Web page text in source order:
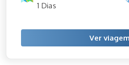
1 Dias
Ver viagem